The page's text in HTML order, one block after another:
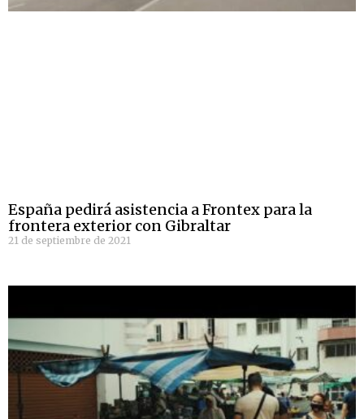
España pedirá asistencia a Frontex para la
frontera exterior con Gibraltar
21 de septiembre de 2021